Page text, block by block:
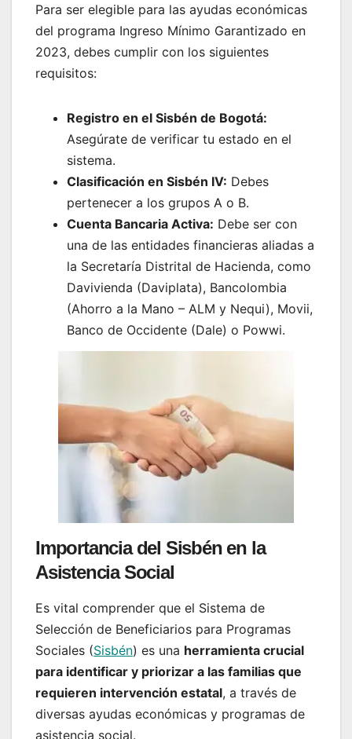
Para ser elegible para las ayudas económicas
del programa Ingreso Mínimo Garantizado en
2023, debes cumplir con los siguientes
requisitos:
Registro en el Sisbén de Bogotá:
Asegúrate de verificar tu estado en el
sistema.
Clasificación en Sisbén IV: Debes
pertenecer a los grupos A o B.
Cuenta Bancaria Activa: Debe ser con
una de las entidades financieras aliadas a
la Secretaría Distrital de Hacienda, como
Davivienda (Daviplata), Bancolombia
(Ahorro a la Mano – ALM y Nequi), Movii,
Banco de Occidente (Dale) o Powwi.
Importancia del Sisbén en la
Asistencia Social
Es vital comprender que el Sistema de
Selección de Beneficiarios para Programas
Sociales (Sisbén) es una herramienta crucial
para identificar y priorizar a las familias que
requieren intervención estatal, a través de
diversas ayudas económicas y programas de
asistencia social.